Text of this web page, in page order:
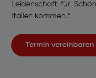
Leidenschaft für
Italien kommen.“
Termin vereinbaren